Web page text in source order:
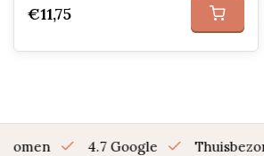
€11,75
bomen 4.7 Google